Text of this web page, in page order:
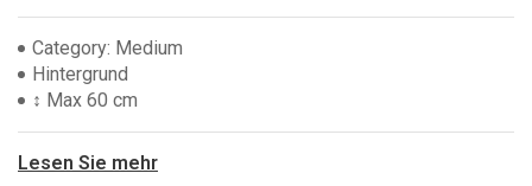
Category: Medium
Hintergrund
↕ Max 60 cm
Lesen Sie mehr